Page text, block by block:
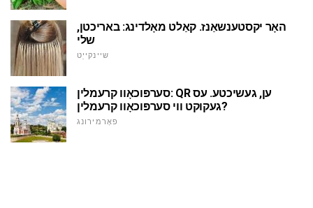
האָר יקסטענשאַנז. קאַלט מאָלדינג: באריכטן,
שלי
שיינקייַט
סערפּוכאָוו קרעמלין: QR ען, געשיכטע. עס
געקוקט ווי סערפּוכאָוו קרעמלין?
פאָרמירונג